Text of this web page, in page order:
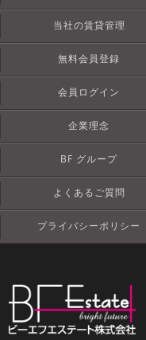
当社の賃貸管理
無料会員登録
会員ログイン
企業理念
BF グループ
よくあるご質問
プライバシーポリシー